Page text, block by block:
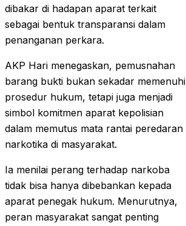
dibakar di hadapan aparat terkait
sebagai bentuk transparansi dalam
penanganan perkara.
AKP Hari menegaskan, pemusnahan
barang bukti bukan sekadar memenuhi
prosedur hukum, tetapi juga menjadi
simbol komitmen aparat kepolisian
dalam memutus mata rantai peredaran
narkotika di masyarakat.
Ia menilai perang terhadap narkoba
tidak bisa hanya dibebankan kepada
aparat penegak hukum. Menurutnya,
peran masyarakat sangat penting